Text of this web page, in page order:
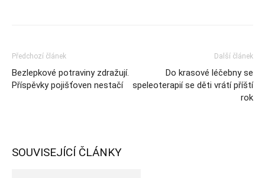
Předchozí článek
Bezlepkové potraviny zdražují.
Příspěvky pojišťoven nestačí
Další článek
Do krasové léčebny se
speleoterapií se děti vrátí příští
rok
SOUVISEJÍCÍ ČLÁNKY